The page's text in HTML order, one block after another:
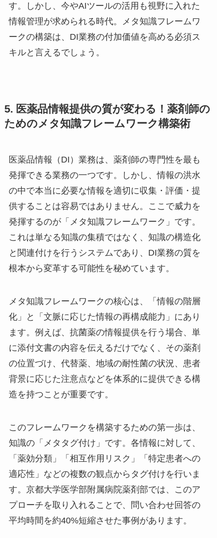
す。しかし、今やAIツールの活用も視野に入れた
情報管理が求められる時代。メタ知識フレームワ
ークの構築は、DI業務の付加価値を高める必須ス
キルと言えるでしょう。
5. 医薬品情報提供の質が変わる！薬剤師の
ためのメタ知識フレームワーク構築術
医薬品情報（DI）業務は、薬剤師の専門性を最も
発揮できる業務の一つです。しかし、情報の洪水
の中で本当に必要な情報を適切に収集・評価・提
供することは容易ではありません。ここで威力を
発揮するのが「メタ知識フレームワーク」です。
これは単なる知識の集積ではなく、知識の構造化
と関連付けを行うシステムであり、DI業務の質を
根本から変革する可能性を秘めています。
メタ知識フレームワークの核心は、「情報の階層
化」と「文脈に応じた情報の再構成能力」にあり
ます。例えば、抗菌薬の情報提供を行う場合、単
に添付文書の内容を伝えるだけでなく、その薬剤
の位置づけ、代替薬、地域の耐性菌の状況、患者
背景に応じた注意点などを体系的に提供できる構
造を持つことが重要です。
このフレームワークを構築するための第一歩は、
知識の「メタタグ付け」です。各情報に対して、
「薬効分類」「相互作用リスク」「特定患者への
適応性」などの複数の観点からタグ付けを行いま
す。京都大学医学部附属病院薬剤部では、このア
プローチを取り入れることで、問い合わせ回答の
平均時間を約40%短縮させた事例があります。